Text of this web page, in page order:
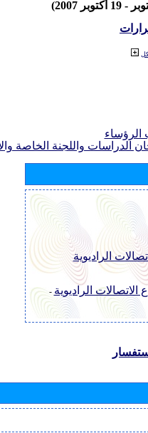
الدراسات واللجنة الخاصة
الراديوية
الراديوية -